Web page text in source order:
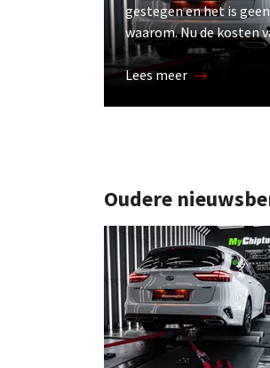
gestegen en het is
waarom. Nu de kosten
Lees meer
Oudere